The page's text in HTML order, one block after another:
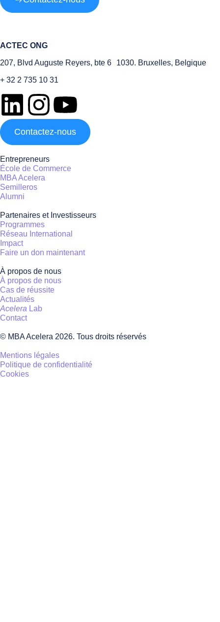
ACTEC ONG
207, Blvd Auguste Reyers, bte 6 1030. Bruxelles, Belgique
+ 32 2 735 10 31
Contactez-nous
Entrepreneurs
École de Commerce
MBA Acelera
Semilleros
Alumni
Partenaires et Investisseurs
Programmes
Réseau International
Impact
Faire un don maintenant
À propos de nous
À propos de nous
Cas de réussite
Actualités
Acelera Lab
Contact
© MBA Acelera 2026. Tous droits réservés
Mentions légales
Politique de confidentialité
Cookies